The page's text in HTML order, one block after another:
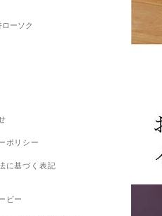
ーソク
ポリシー
に基づく表記
ビー